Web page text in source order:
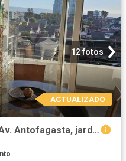
12 fotos
ACTUALIZADO
Departamento en Venta en Av. Antofagasta, jardin del mar